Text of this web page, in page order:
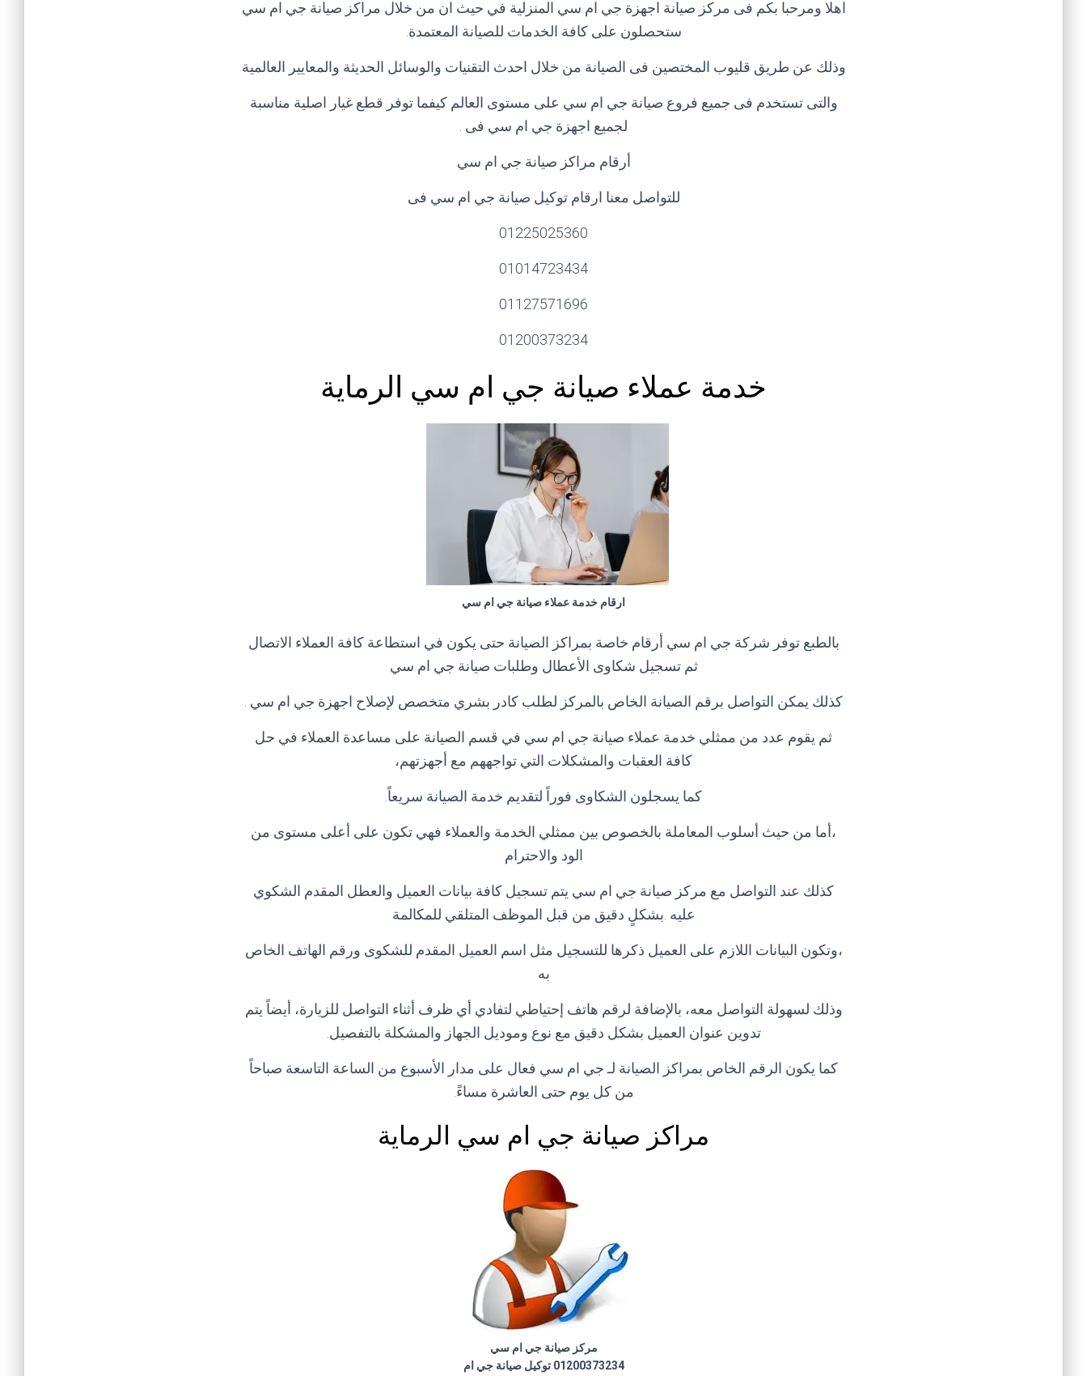
اهلا ومرحبا بكم فى مركز صيانة اجهزة جي ام سي المنزلية في حيث ان من خلال مراكز صيانة جي ام سي
ستحصلون على كافة الخدمات للصيانة المعتمدة.
وذلك عن طريق قليوب المختصين فى الصيانة من خلال احدث التقنيات والوسائل الحديثة والمعايير العالمية
والتى تستخدم فى جميع فروع صيانة جي ام سي على مستوى العالم كيفما توفر قطع غيار اصلية مناسبة
لجميع اجهزة جي ام سي فى .
أرقام مراكز صيانة جي ام سي
للتواصل معنا ارقام توكيل صيانة جي ام سي فى
01225025360
01014723434
01127571696
01200373234
خدمة عملاء صيانة جي ام سي الرماية
ارقام خدمة عملاء صيانة جي ام سي
بالطبع توفر شركة جي ام سي أرقام خاصة بمراكز الصيانة حتى يكون في استطاعة كافة العملاء الاتصال
ثم تسجيل شكاوى الأعطال وطلبات صيانة جي ام سي
كذلك يمكن التواصل برقم الصيانة الخاص بالمركز لطلب كادر بشري متخصص لإصلاح اجهزة جي ام سي .
ثم يقوم عدد من ممثلي خدمة عملاء صيانة جي ام سي في قسم الصيانة على مساعدة العملاء في حل
كافة العقبات والمشكلات التي تواجههم مع أجهزتهم،
كما يسجلون الشكاوى فوراً لتقديم خدمة الصيانة سريعاً.
،أما من حيث أسلوب المعاملة بالخصوص بين ممثلي الخدمة والعملاء فهي تكون على أعلى مستوى من
الود والاحترام
كذلك عند التواصل مع مركز صيانة جي ام سي يتم تسجيل كافة بيانات العميل والعطل المقدم الشكوي
عليه .بشكلٍ دقيق من قبل الموظف المتلقي للمكالمة
،وتكون البيانات اللازم على العميل ذكرها للتسجيل مثل اسم العميل المقدم للشكوى ورقم الهاتف الخاص
به
وذلك لسهولة التواصل معه، بالإضافة لرقم هاتف إحتياطي لتفادي أي ظرف أثناء التواصل للزيارة، أيضاً يتم
تدوين عنوان العميل بشكل دقيق مع نوع وموديل الجهاز والمشكلة بالتفصيل.
كما يكون الرقم الخاص بمراكز الصيانة لـ جي ام سي فعال على مدار الأسبوع من الساعة التاسعة صباحاً
من كل يوم حتى العاشرة مساءً.
مراكز صيانة جي ام سي الرماية
مركز صيانة جي ام سي
01200373234 توكيل صيانة جي ام